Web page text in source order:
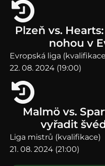
Plzeň vs.
nohou v
Evropská liga
22. 08. 2024 (19:00)
Malmö vs.
vyřadit
Liga mistrů (kvalifikace)
21. 08. 2024 (21:00)